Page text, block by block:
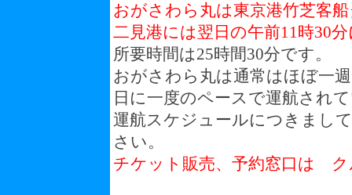
おがさわら丸は東京港竹芝客
二見港には翌日の午前11時30
所要時間は25時間30分です。
おがさわら丸は通常はほぼ一
日に一度のペースで運航され
運航スケジュールにつきまし
さい。
チケット販売、予約窓口は